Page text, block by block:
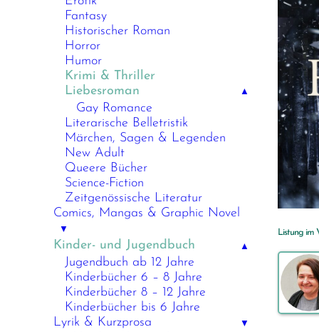
Fantasy
Historischer Roman
Horror
Humor
Krimi & Thriller
Liebesroman
▲
Gay Romance
Literarische Belletristik
Märchen, Sagen & Legenden
New Adult
Queere Bücher
Science-Fiction
Zeitgenössische Literatur
Comics, Mangas & Graphic Novel
▼
Kinder- und Jugendbuch ▲
Jugendbuch ab 12 Jahre
Kinderbücher 6 – 8 Jahre
Kinderbücher 8 – 12 Jahre
Kinderbücher bis 6 Jahre
Lyrik & Kurzprosa
▼
Listung im